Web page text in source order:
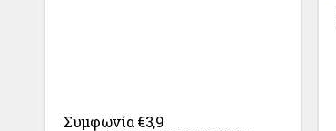
Συμφωνία €3,9